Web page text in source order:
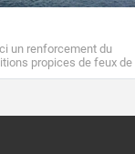
un renforcement du
propices de feux de
? Quelles sont ses
atteindre 80 à 100 km/h
parcourt la basse vallée
le littoral